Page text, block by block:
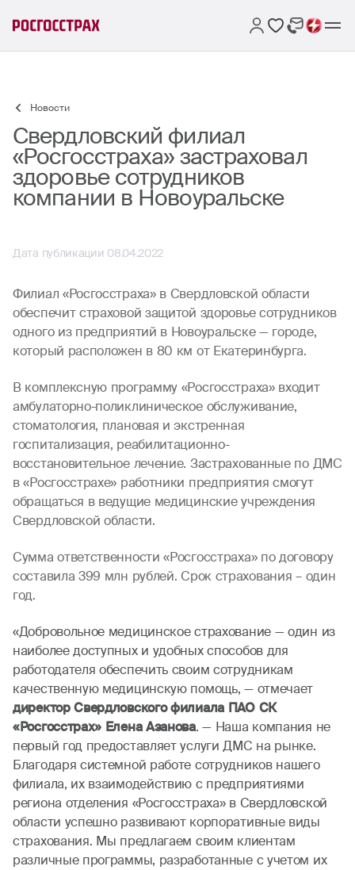
Новости
Свердловский филиал
«Росгосстраха» застраховал
здоровье сотрудников
компании в Новоуральске
Дата публикации 08.04.2022
Филиал «Росгосстраха» в Свердловской области
обеспечит страховой защитой здоровье сотрудников
одного из предприятий в Новоуральске — городе,
который расположен в 80 км от Екатеринбурга.
В комплексную программу «Росгосстраха» входит
амбулаторно-поликлиническое обслуживание,
стоматология, плановая и экстренная
госпитализация, реабилитационно-
восстановительное лечение. Застрахованные по ДМС
в «Росгосстрахе» работники предприятия смогут
обращаться в ведущие медицинские учреждения
Свердловской области.
Сумма ответственности «Росгосстраха» по договору
составила 399 млн рублей. Срок страхования – один
год.
«Добровольное медицинское страхование — один из
наиболее доступных и удобных способов для
работодателя обеспечить своим сотрудникам
качественную медицинскую помощь, — отмечает
директор Свердловского филиала ПАО СК
«Росгосстрах» Елена Азанова. — Наша компания не
первый год предоставляет услуги ДМС на рынке.
Благодаря системной работе сотрудников нашего
филиала, их взаимодействию с предприятиями
региона отделения «Росгосстраха» в Свердловской
области успешно развивают корпоративные виды
страхования. Мы предлагаем своим клиентам
различные программы, разработанные с учетом их